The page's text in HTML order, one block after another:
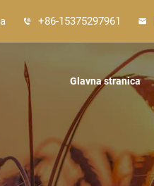
+86-15375297961
Glavna stranica